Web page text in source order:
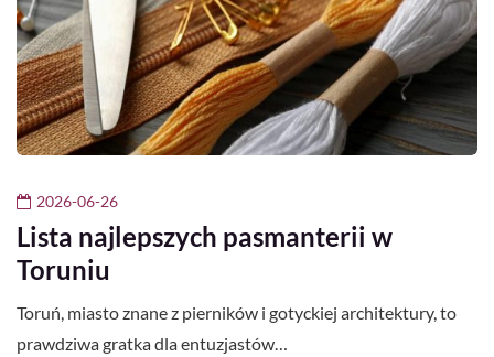
2026-06-26
Lista najlepszych pasmanterii w
Toruniu
Toruń, miasto znane z pierników i gotyckiej architektury, to
prawdziwa gratka dla entuzjastów…